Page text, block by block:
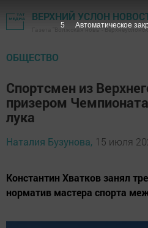
ВЕРХНИЙ УСЛОН
Газета "Волжская новь" -
ОБЩЕСТВО
Спортсмен из
призером
лука
Наталия Бузунова, 15 июля
Константин Хватков занял
норматив мастера спорта
4 Автоматическое